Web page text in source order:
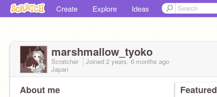
Create Explore Ideas
marshmallow_tyoko
Scratcher Joined 2 years, 6 months ago
Japan
About me